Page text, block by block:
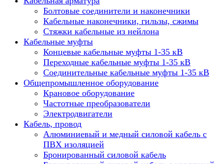
Болтовые соединители и наконечники
Кабельные наконечники, гильзы, сжимы
Стяжки кабельные из нейлона
Кабельные муфты
Концевые кабельные муфты 1-35 кВ
Переходные кабельные муфты 1-35 кВ
Соединительные кабельные муфты 1-35 кВ
Общепромышленное оборудование
Крановое оборудование
Частотные преобразователи
Электродвигатели
Кабель, провод
Алюминиевый и медный силовой кабель с
ПВХ изоляцией
Бронированный силовой кабель